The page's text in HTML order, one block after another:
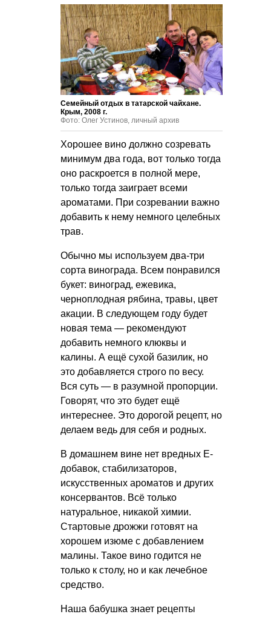
Семейный отдых в татарской чайхане.
Крым, 2008 г.
Фото: Олег Устинов, личный архив
Хорошее вино должно созревать
минимум два года, вот только тогда
оно раскроется в полной мере,
только тогда заиграет всеми
ароматами. При созревании важно
добавить к нему немного целебных
трав.
Обычно мы используем два-три
сорта винограда. Всем понравился
букет: виноград, ежевика,
черноплодная рябина, травы, цвет
акации. В следующем году будет
новая тема — рекомендуют
добавить немного клюквы и
калины. А ещё сухой базилик, но
это добавляется строго по весу.
Вся суть — в разумной пропорции.
Говорят, что это будет ещё
интереснее. Это дорогой рецепт, но
делаем ведь для себя и родных.
В домашнем вине нет вредных Е-
добавок, стабилизаторов,
искусственных ароматов и других
консервантов. Всё только
натуральное, никакой химии.
Стартовые дрожжи готовят на
хорошем изюме с добавлением
малины. Такое вино годится не
только к столу, но и как лечебное
средство.
Наша бабушка знает рецепты